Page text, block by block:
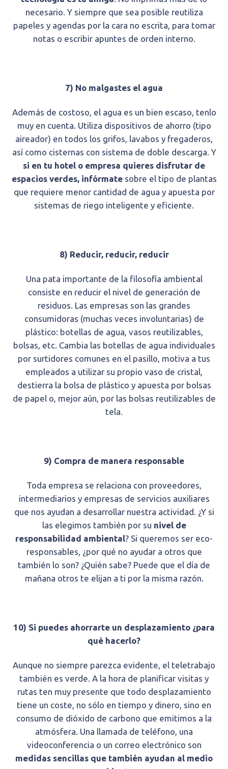
necesario. Y siempre que sea posible reutiliza
papeles y agendas por la cara no escrita, para tomar
notas o escribir apuntes de orden interno.
7) No malgastes el agua
Además de costoso, el agua es un bien escaso, tenlo
muy en cuenta. Utiliza dispositivos de ahorro (tipo
aireador) en todos los grifos, lavabos y fregaderos,
así como cisternas con sistema de doble descarga. Y
si en tu hotel o empresa quieres disfrutar de
espacios verdes, infórmatesobre el tipo de plantas
que requiere menor cantidad de agua y apuesta por
sistemas de riego inteligente y eficiente.
8) Reducir, reducir, reducir
Una pata importante de la filosofía ambiental
consiste en reducir el nivel de generación de
residuos. Las empresas son las grandes
consumidoras (muchas veces involuntarias) de
plástico: botellas de agua, vasos reutilizables,
bolsas, etc. Cambia las botellas de agua individuales
por surtidores comunes en el pasillo, motiva a tus
empleados a utilizar su propio vaso de cristal,
destierra la bolsa de plástico y apuesta por bolsas
de papel o, mejor aún, por las bolsas reutilizables de
tela.
9) Compra de manera responsable
Toda empresa se relaciona con proveedores,
intermediarios y empresas de servicios auxiliares
que nos ayudan a desarrollar nuestra actividad. ¿Y si
las elegimos también por su nivel de
responsabilidad ambiental? Si queremos ser eco-
responsables, ¿por qué no ayudar a otros que
también lo son? ¿Quién sabe? Puede que el día de
mañana otros te elijan a ti por la misma razón.
10) Si puedes ahorrarte un desplazamiento ¿para
qué hacerlo?
Aunque no siempre parezca evidente, el teletrabajo
también es verde. A la hora de planificar visitas y
rutas ten muy presente que todo desplazamiento
tiene un coste, no sólo en tiempo y dinero, sino en
consumo de dióxido de carbono que emitimos a la
atmósfera. Una llamada de teléfono, una
videoconferencia o un correo electrónico son
medidas sencillas que también ayudan al medio